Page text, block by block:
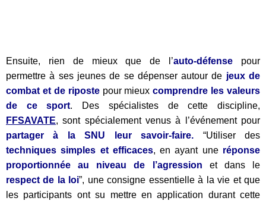
Ensuite, rien de mieux que de l’auto-défense pour
permettre à ses jeunes de se dépenser autour de jeux de
combat et de ripostepour mieuxcomprendre les valeurs
de ce sport. Des spécialistes de cette discipline,
FFSAVATE, sont spécialement venus à l’événement pour
partager à la SNU leur savoir-faire. “Utiliser des
techniques simples et efficaces, en ayant uneréponse
proportionnée au niveau de l’agression et dans le
respect de la loi”, une consigne essentielle à la vie et que
les participants ont su mettre en application durant cette